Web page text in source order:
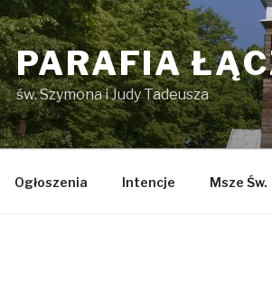
PARAFIA
św. Szymona i Judy Tadeusza
Ogłoszenia Intencje Msze Św.